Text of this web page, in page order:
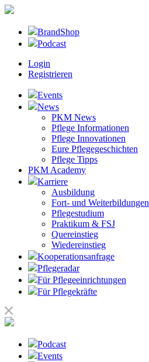
BrandShop
Podcast
Login
Registrieren
Events
News
PKM News
Pflege Informationen
Pflege Innovationen
Eure Pflegegeschichten
Pflege Tipps
PKM Academy
Karriere
Ausbildung
Fort- und Weiterbildungen
Pflegestudium
Praktikum & FSJ
Quereinstieg
Wiedereinstieg
Kooperationsanfrage
Pflegeradar
Für Pflegeeinrichtungen
Für Pflegekräfte
Podcast
Events